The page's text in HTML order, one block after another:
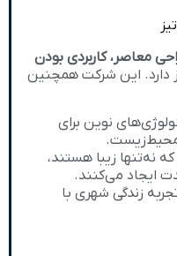
معاصر، کاربردی بودن
دارد. این شرکت همچنین
نوین برای
محیط‌زیست.
نه‌تنها زیبا هستند،
ایجاد می‌کنند.
زندگی شهری با